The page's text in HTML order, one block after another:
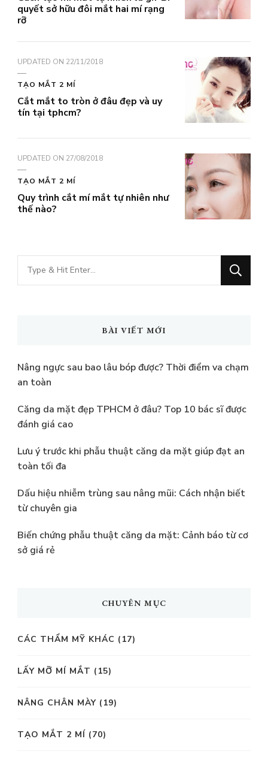
quyết sở hữu đôi mắt hai mí rạng
rỡ
UPDATED ON 22/11/2018
TẠO MẮT 2 MÍ
Cắt mắt to tròn ở đâu đẹp và uy
tín tại tphcm?
UPDATED ON 27/08/2018
TẠO MẮT 2 MÍ
Quy trình cắt mí mắt tự nhiên như
thế nào?
Bạn
muốn
BÀI VIẾT MỚI
Nâng ngực sau bao lâu bóp được? Thời điểm va chạm
an toàn
Căng da mặt đẹp TPHCM ở đâu? Top 10 bác sĩ được
đánh giá cao
Lưu ý trước khi phẫu thuật căng da mặt giúp đạt an
toàn tối đa
Dấu hiệu nhiễm trùng sau nâng mũi: Cách nhận biết
từ chuyên gia
Biến chứng phẫu thuật căng da mặt: Cảnh báo từ cơ
sở giá rẻ
CHUYÊN MỤC
CÁC THẨM MỸ KHÁC (17)
LẤY MỠ MÍ MẮT (15)
NÂNG CHÂN MÀY (19)
TẠO MẮT 2 MÍ (70)